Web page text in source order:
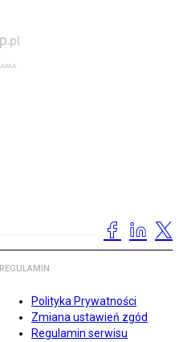
REGULAMIN
Polityka Prywatności
Zmiana ustawień zgód
Regulamin serwisu